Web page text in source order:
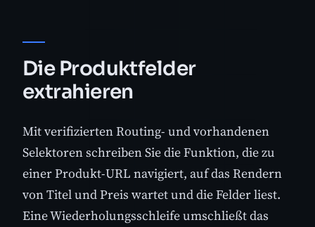
Die Produktfelder
extrahieren
Mit verifizierten Routing- und vorhandenen
Selektoren schreiben Sie die Funktion, die zu
einer Produkt-URL navigiert, auf das Rendern
von Titel und Preis wartet und die Felder liest.
Eine Wiederholungsschleife umschließt das